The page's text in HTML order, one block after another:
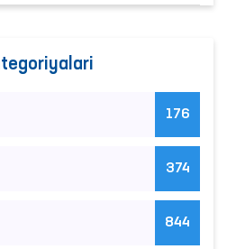
176
374
844